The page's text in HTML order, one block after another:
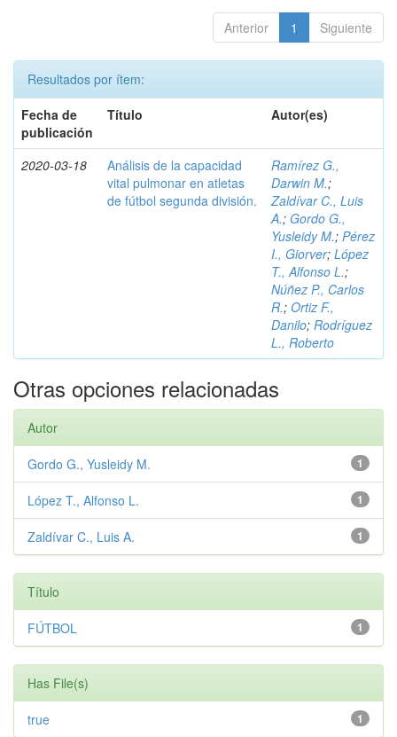
Anterior 1 Siguiente
Resultados por ítem:
Fecha de
publicación
Título Autor(es)
2020-03-18
Análisis de la capacidad
vital pulmonar en atletas
de fútbol segunda división.
Ramírez G.,
Darwin M.;
Zaldívar C., Luis
A.; Gordo G.,
Yusleidy M.; Pérez
I., Giorver; López
T., Alfonso L.;
Núñez P., Carlos
R.; Ortiz F.,
Danilo; Rodríguez
L., Roberto
Otras opciones relacionadas
Autor
1
Gordo G., Yusleidy M.
1
López T., Alfonso L.
1
Zaldívar C., Luis A.
Título
1
FÚTBOL
Has File(s)
1
true